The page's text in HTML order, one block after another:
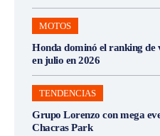
MOTOS
Honda dominó el ranking de
en julio en 2026
TENDENCIAS
Grupo Lorenzo con mega
Chacras Park